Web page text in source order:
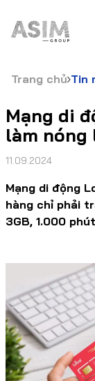
Trang chủ Tin
Mạng di
làm
11.09.2024
Mạng di động
hàng chỉ phải
3GB, 1.000